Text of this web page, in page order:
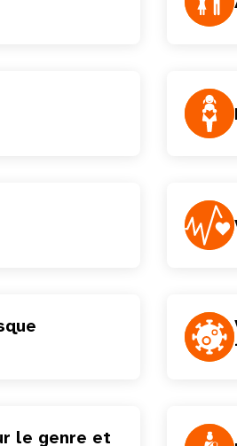
le genre et